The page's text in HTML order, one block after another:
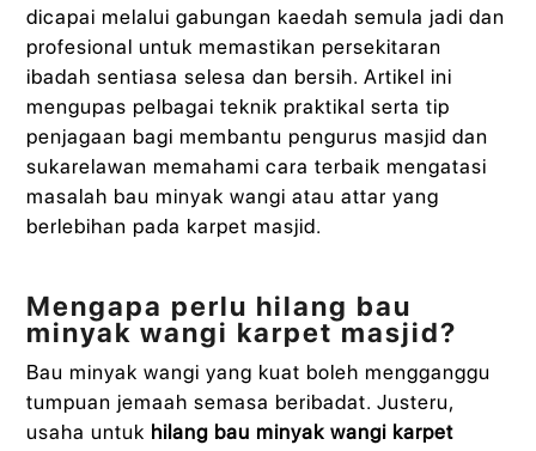
dicapai melalui gabungan kaedah semula jadi dan
profesional untuk memastikan persekitaran
ibadah sentiasa selesa dan bersih. Artikel ini
mengupas pelbagai teknik praktikal serta tip
penjagaan bagi membantu pengurus masjid dan
sukarelawan memahami cara terbaik mengatasi
masalah bau minyak wangi atau attar yang
berlebihan pada karpet masjid.
Mengapa perlu hilang bau
minyak wangi karpet masjid?
Bau minyak wangi yang kuat boleh mengganggu
tumpuan jemaah semasa beribadat. Justeru,
usaha untuk hilang bau minyak wangi karpet